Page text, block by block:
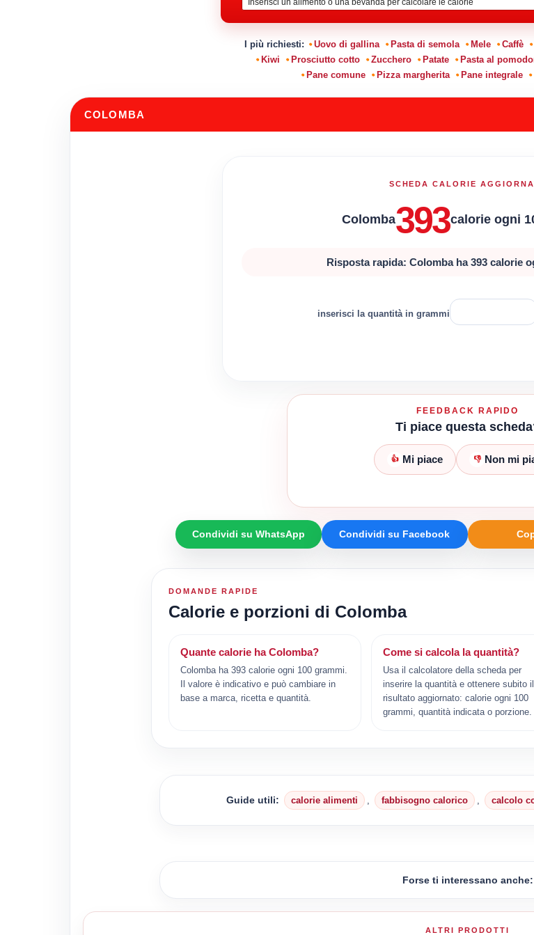
I più richiesti: Uovo di gallina Pasta di semola Mele Caffè
Kiwi
Prosciutto cotto Zucchero Patate Pasta al
Pane comune
Pizza margherita Pane integrale
COLOMBA
SCHEDA CALORIE
Colomba393calorie ogni
Risposta rapida: Colomba ha 393 calorie
inserisci la quantità in grammi
FEEDBACK RAPIDO
Ti piace questa
👍 Mi piace 👎 Non mi
Condividi su WhatsApp Condividi su Facebook
DOMANDE RAPIDE
Calorie e porzioni di Colomba
Quante calorie ha Colomba?
Colomba ha 393 calorie ogni 100 grammi.
Il valore è indicativo e può cambiare in
base a marca, ricetta e quantità.
Come si calcola la quantità?
Usa il calcolatore della scheda per
inserire la quantità e ottenere subito il
risultato aggiornato: calorie ogni 100
grammi, quantità indicata o porzione.
Guide utili: calorie alimenti fabbisogno calorico calcolo
Forse ti interessano anche:
ALTRI PRODOTTI